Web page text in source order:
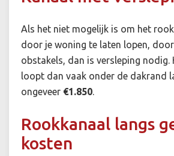
Als het niet mogelijk is om het
door je woning te laten lopen,
obstakels, dan is versleping nodig.
loopt dan vaak onder de dakrand
ongeveer €1.850.
Rookkanaal langs
kosten